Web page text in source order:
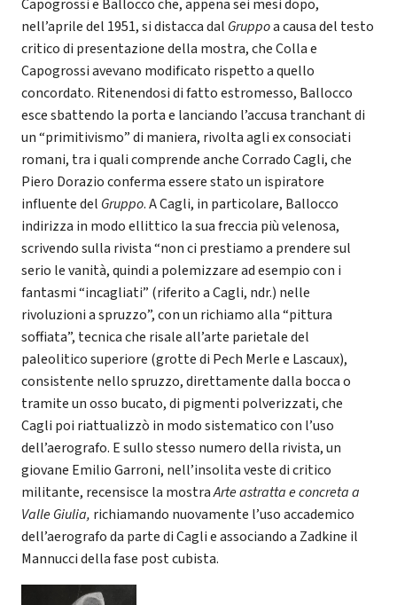
Capogrossi e Ballocco che, appena sei mesi dopo,
nell’aprile del 1951, si distacca dal Gruppoa causa del testo
critico di presentazione della mostra, che Colla e
Capogrossi avevano modificato rispetto a quello
concordato. Ritenendosi di fatto estromesso, Ballocco
esce sbattendo la porta e lanciando l’accusa tranchant di
un “primitivismo” di maniera, rivolta agli ex consociati
romani, tra i quali comprende anche Corrado Cagli, che
Piero Dorazio conferma essere stato un ispiratore
influente del Gruppo. A Cagli, in particolare, Ballocco
indirizza in modo ellittico la sua freccia più velenosa,
scrivendo sulla rivista “non ci prestiamo a prendere sul
serio le vanità, quindi a polemizzare ad esempio con i
fantasmi “incagliati” (riferito a Cagli, ndr.) nelle
rivoluzioni a spruzzo”, con un richiamo alla “pittura
soffiata”, tecnica che risale all’arte parietale del
paleolitico superiore (grotte di Pech Merle e Lascaux),
consistente nello spruzzo, direttamente dalla bocca o
tramite un osso bucato, di pigmenti polverizzati, che
Cagli poi riattualizzò in modo sistematico con l’uso
dell’aerografo. E sullo stesso numero della rivista, un
giovane Emilio Garroni, nell’insolita veste di critico
militante, recensisce la mostraArte astratta e concreta a
Valle Giulia, richiamando nuovamente l’uso accademico
dell’aerografo da parte di Cagli e associando a Zadkine il
Mannucci della fase post cubista.